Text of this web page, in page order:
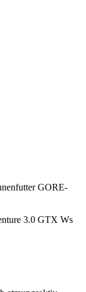
GORE-
3.0 GTX Ws